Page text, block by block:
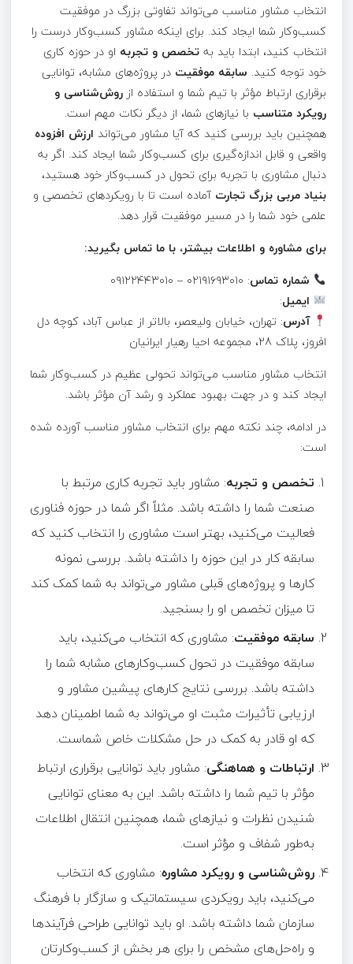
انتخاب مشاور مناسب می‌تواند تفاوتی بزرگ در موفقیت
کسب‌وکار شما ایجاد کند. برای اینکه مشاور کسب‌وکار درست را
انتخاب کنید، ابتدا باید به تخصص و تجربه او در حوزه کاری
خود توجه کنید. سابقه موفقیت در پروژه‌های مشابه، توانایی
برقراری ارتباط مؤثر با تیم شما و استفاده از روش‌شناسی و
رویکرد متناسب با نیازهای شما، از دیگر نکات مهم است.
همچنین باید بررسی کنید که آیا مشاور می‌تواند ارزش افزوده
واقعی و قابل اندازه‌گیری برای کسب‌وکار شما ایجاد کند. اگر به
دنبال مشاوری با تجربه برای تحول در کسب‌وکار خود هستید،
بنیاد مربی بزرگ تجارت آماده است تا با رویکردهای تخصصی و
علمی خود شما را در مسیر موفقیت قرار دهد.
برای مشاوره و اطلاعات بیشتر، با ما تماس بگیرید:
شماره تماس: ۰۲۱۹۱۶۹۳۰۱۰ – ۰۹۱۲۲۴۴۳۰۱۰
ایمیل:
آدرس: تهران، خیابان ولیعصر، بالاتر از عباس آباد، کوچه دل
افروز، پلاک 28، مجموعه احیا رهیار ایرانیان
انتخاب مشاور مناسب می‌تواند تحولی عظیم در کسب‌وکار شما
ایجاد کند و در جهت بهبود عملکرد و رشد آن مؤثر باشد.
در ادامه، چند نکته مهم برای انتخاب مشاور مناسب آورده شده
است:
تخصص و تجربه: مشاور باید تجربه کاری مرتبط با
صنعت شما را داشته باشد. مثلاً اگر شما در حوزه فناوری
فعالیت می‌کنید، بهتر است مشاوری را انتخاب کنید که
سابقه کار در این حوزه را داشته باشد. بررسی نمونه
کارها و پروژه‌های قبلی مشاور می‌تواند به شما کمک کند
تا میزان تخصص او را بسنجید.
سابقه موفقیت: مشاوری که انتخاب می‌کنید، باید
سابقه موفقیت در تحول کسب‌وکارهای مشابه شما را
داشته باشد. بررسی نتایج کارهای پیشین مشاور و
ارزیابی تأثیرات مثبت او می‌تواند به شما اطمینان دهد
که او قادر به کمک در حل مشکلات خاص شماست.
ارتباطات و هماهنگی: مشاور باید توانایی برقراری ارتباط
مؤثر با تیم شما را داشته باشد. این به معنای توانایی
شنیدن نظرات و نیازهای شما، همچنین انتقال اطلاعات
به‌طور شفاف و مؤثر است.
روش‌شناسی و رویکرد مشاوره: مشاوری که انتخاب
می‌کنید، باید رویکردی سیستماتیک و سازگار با فرهنگ
سازمان شما داشته باشد. او باید توانایی طراحی فرآیندها
و راه‌حل‌های مشخص را برای هر بخش از کسب‌وکارتان